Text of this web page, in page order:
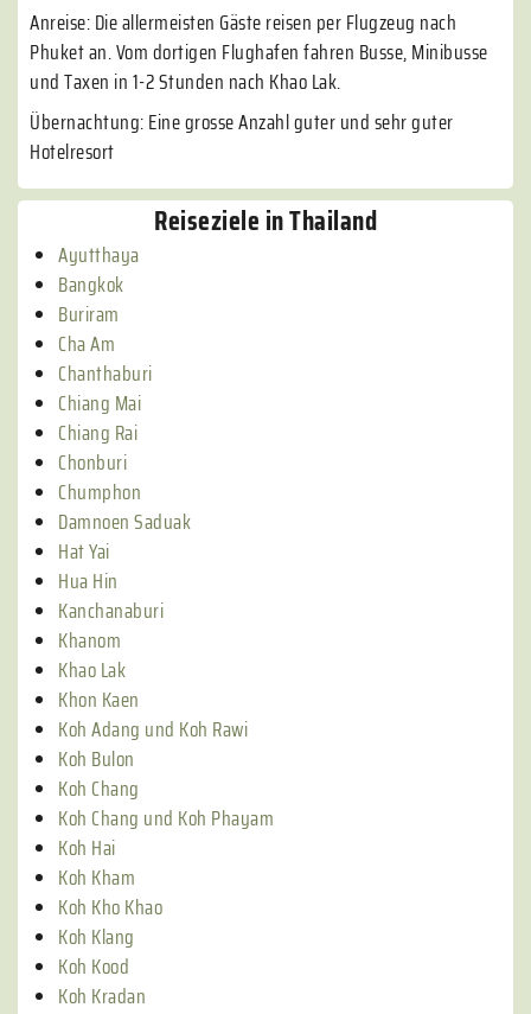
Anreise: Die allermeisten Gäste reisen per Flugzeug nach
Phuket an. Vom dortigen Flughafen fahren Busse, Minibusse
und Taxen in 1-2 Stunden nach Khao Lak.
Übernachtung: Eine grosse Anzahl guter und sehr guter
Hotelresort
Reiseziele in Thailand
Ayutthaya
Bangkok
Buriram
Cha Am
Chanthaburi
Chiang Mai
Chiang Rai
Chonburi
Chumphon
Damnoen Saduak
Hat Yai
Hua Hin
Kanchanaburi
Khanom
Khao Lak
Khon Kaen
Koh Adang und Koh Rawi
Koh Bulon
Koh Chang
Koh Chang und Koh Phayam
Koh Hai
Koh Kham
Koh Kho Khao
Koh Klang
Koh Kood
Koh Kradan